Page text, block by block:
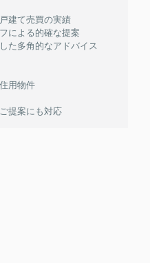
建て売買の実績
による的確な提案
た多角的なアドバイス
用物件
提案にも対応